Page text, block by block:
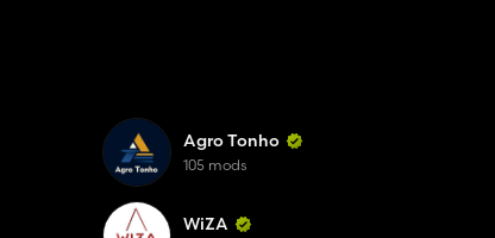
Agro Tonho
105 mods
WiZA